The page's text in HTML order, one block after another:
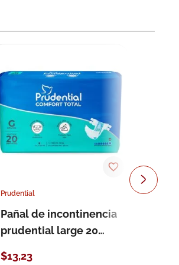
Prudential
Pañal de incontinencia
prudential large 20
$13,23